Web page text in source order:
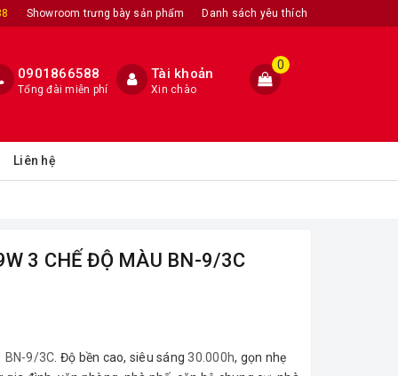
Showroom trưng bày sản phẩm Danh sách yêu thích
0901866588
Tổng đài miễn phí
Tài khoản
Xin chào
0
Liên hệ
3 CHẾ ĐỘ MÀU BN-9/3C
BN-9/3C . Độ bền cao, siêu sáng30.000h, gọn nhẹ